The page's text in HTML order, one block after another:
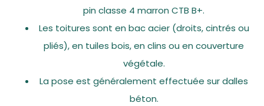
pin classe 4 marron CTB B+.
Les toitures sont en bac acier (droits, cintrés ou
pliés), en tuiles bois, en clins ou en couverture
végétale.
La pose est généralement effectuée sur dalles
béton.